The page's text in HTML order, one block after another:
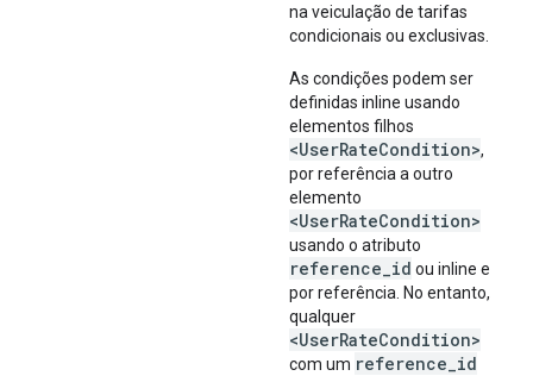
na veiculação de tarifas
condicionais ou exclusivas.
As condições podem ser
definidas inline usando
elementos filhos
<UserRateCondition>,
por referência a outro
elemento
<UserRateCondition>
usando o atributo
reference_id ou inline e
por referência. No entanto,
qualquer
<UserRateCondition>
com um reference_id